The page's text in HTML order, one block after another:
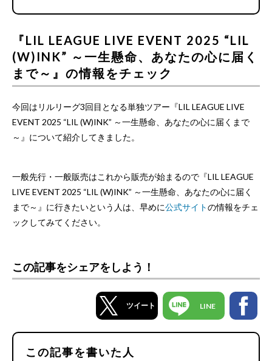
『LIL LEAGUE LIVE EVENT 2025 “LIL
(W)INK” ～一生懸命、あなたの心に届く
まで～』の情報をチェック
今回はリルリーグ3回目となる単独ツアー『LIL LEAGUE LIVE
EVENT 2025 “LIL (W)INK” ～一生懸命、あなたの心に届くまで
～』について紹介してきました。
一般先行・一般販売はこれから販売が始まるので『LIL LEAGUE
LIVE EVENT 2025 “LIL (W)INK” ～一生懸命、あなたの心に届く
まで～』に行きたいという人は、早めに公式サイトの情報をチェ
ックしてみてください。
この記事をシェアをしよう！
ツイート LINE
この記事を書いた人